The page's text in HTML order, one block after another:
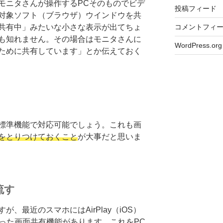
ニタさんが操作するPCそのものでビデ
象ソフト（ブラウザ）ウインドウを共
有中」みたいな小さな表示が出てちょ
知れません。その場合はモニタさんに
めに共有しています」とか伝えておく
準機能で対応可能でしょう。これも画
とりつけておくことが大事だと思いま
す
が、最近のスマホにはAirPlay（iOS）
投稿フィード
コメントフィ
WordPress.org